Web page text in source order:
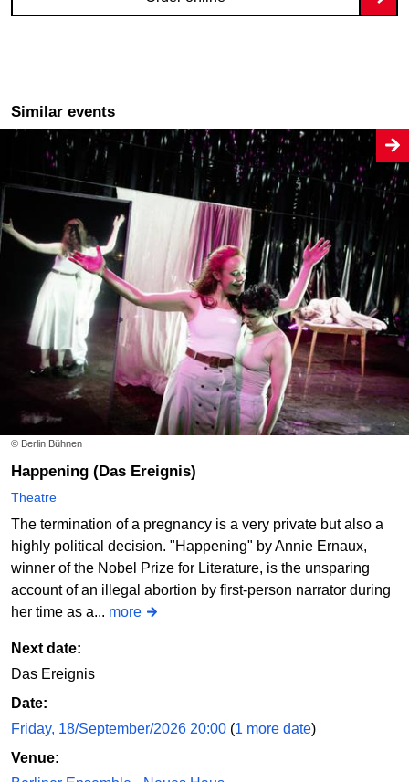
Similar events
© Berlin Bühnen
Happening (Das Ereignis)
Theatre
The termination of a pregnancy is a very private but also a
highly political decision. "Happening" by Annie Ernaux,
winner of the Nobel Prize for Literature, is the unsparing
account of an illegal abortion by first-person narrator during
her time as a... more
Next date:
Das Ereignis
Date:
Friday, 18/September/2026 20:00 (1 more date)
Venue: